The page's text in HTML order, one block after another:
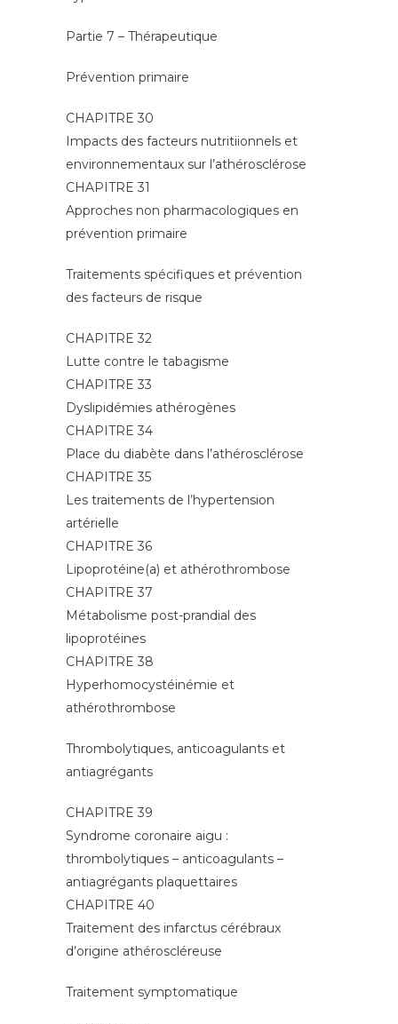
Partie 7 – Thérapeutique
Prévention primaire
CHAPITRE 30
Impacts des facteurs nutritiionnels et
environnementaux sur l’athérosclérose
CHAPITRE 31
Approches non pharmacologiques en
prévention primaire
Traitements spécifiques et prévention
des facteurs de risque
CHAPITRE 32
Lutte contre le tabagisme
CHAPITRE 33
Dyslipidémies athérogènes
CHAPITRE 34
Place du diabète dans l’athérosclérose
CHAPITRE 35
Les traitements de l’hypertension
artérielle
CHAPITRE 36
Lipoprotéine(a) et athérothrombose
CHAPITRE 37
Métabolisme post-prandial des
lipoprotéines
CHAPITRE 38
Hyperhomocystéinémie et
athérothrombose
Thrombolytiques, anticoagulants et
antiagrégants
CHAPITRE 39
Syndrome coronaire aigu :
thrombolytiques – anticoagulants –
antiagrégants plaquettaires
CHAPITRE 40
Traitement des infarctus cérébraux
d’origine athéroscléreuse
Traitement symptomatique